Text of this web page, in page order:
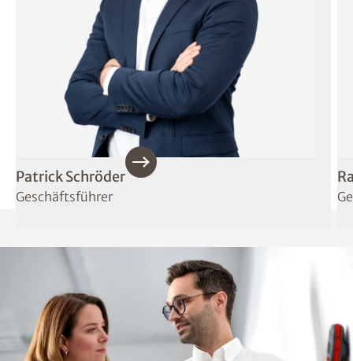
Patrick Schröder
Geschäftsführer